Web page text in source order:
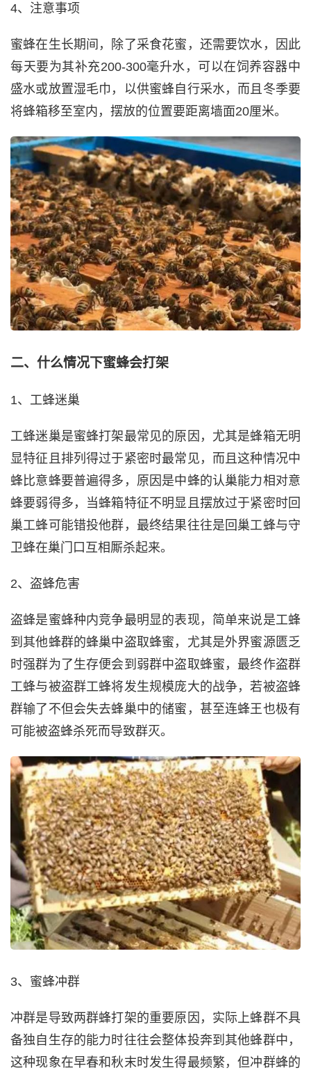
4、注意事项
蜜蜂在生长期间，除了采食花蜜，还需要饮水，因此
每天要为其补充200-300毫升水，可以在饲养容器中
盛水或放置湿毛巾，以供蜜蜂自行采水，而且冬季要
将蜂箱移至室内，摆放的位置要距离墙面20厘米。
二、什么情况下蜜蜂会打架
1、工蜂迷巢
工蜂迷巢是蜜蜂打架最常见的原因，尤其是蜂箱无明
显特征且排列得过于紧密时最常见，而且这种情况中
蜂比意蜂要普遍得多，原因是中蜂的认巢能力相对意
蜂要弱得多，当蜂箱特征不明显且摆放过于紧密时回
巢工蜂可能错投他群，最终结果往往是回巢工蜂与守
卫蜂在巢门口互相厮杀起来。
2、盗蜂危害
盗蜂是蜜蜂种内竞争最明显的表现，简单来说是工蜂
到其他蜂群的蜂巢中盗取蜂蜜，尤其是外界蜜源匮乏
时强群为了生存便会到弱群中盗取蜂蜜，最终作盗群
工蜂与被盗群工蜂将发生规模庞大的战争，若被盗蜂
群输了不但会失去蜂巢中的储蜜，甚至连蜂王也极有
可能被盗蜂杀死而导致群灭。
3、蜜蜂冲群
冲群是导致两群蜂打架的重要原因，实际上蜂群不具
备独自生存的能力时往往会整体投奔到其他蜂群中，
这种现象在早春和秋末时发生得最频繁，但冲群蜂的